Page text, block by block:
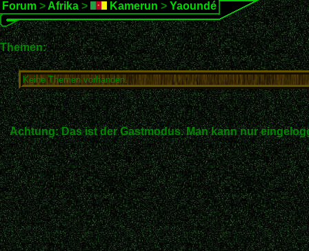
Forum > Afrika > Kamerun > Yaoundé
Themen:
Keine Themen vorhanden.
Achtung: Das ist der Gastmodus. Man kann nur